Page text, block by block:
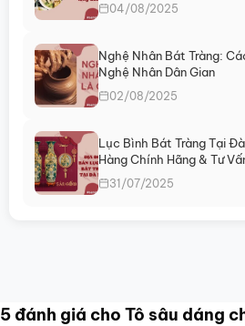
04/08/2025
Nghệ Nhân Bát Tràng:
Nghệ Nhân Dân Gian
02/08/2025
Lục Bình Bát Tràng Tại
Hàng Chính Hãng & Tư
31/07/2025
5 đánh giá cho Tô sâu dáng